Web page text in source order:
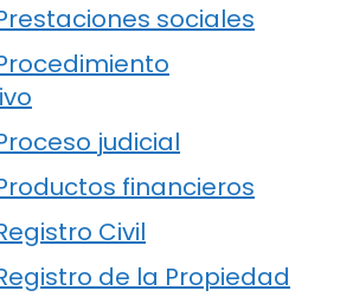
sociales
judicial
financieros
Civil
de la Propiedad